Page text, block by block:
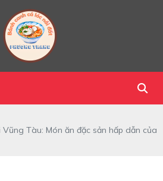
Vũng Tàu: Món ăn đặc sản hấp dẫn của